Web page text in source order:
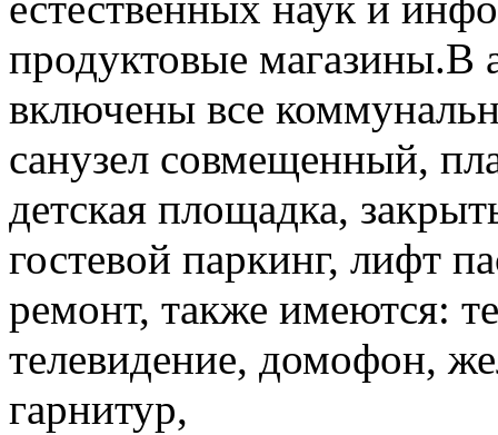
продуктовые магазины.В
включены все
санузел совмещенный,
детская площадка,
гостевой паркинг, лифт
ремонт, также имеются:
телевидение, домофон,
гарнитур,